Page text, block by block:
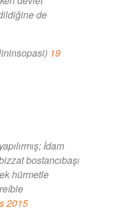
de
19
İdam
bostancıbaşı
hürmetle
2015